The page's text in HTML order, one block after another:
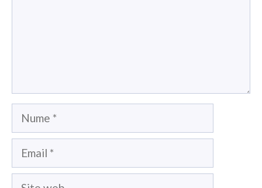
Nume
Email
Site